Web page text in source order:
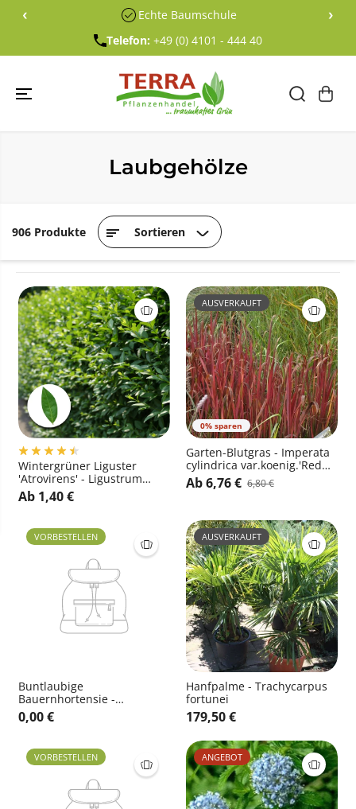
EN SIE ZU
‹ Echte Baumschule ›
Telefon: +49 (0) 4101 - 444 40
Laubgehölze
906 Produkte Sortieren
Wintergrüner Liguster
'Atrovirens' - Ligustrum
vulgare 'Atrovirens'
Ab 1,40 €
0% sparen
AUSVERKAUFT
Garten-Blutgras - Imperata
cylindrica var.koenig.'Red
Baron'
Ab 6,76 € 6,80 €
VORBESTELLEN
Buntlaubige
Bauernhortensie -
Hydrangea macrophylla
'Tricolor'
0,00 €
AUSVERKAUFT
Hanfpalme - Trachycarpus
fortunei
179,50 €
VORBESTELLEN ANGEBOT